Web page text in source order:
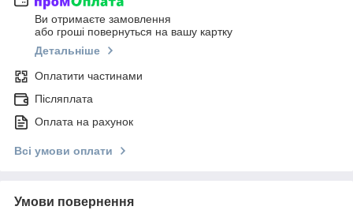
Ви отримаєте замовлення
або гроші повернуться на вашу картку
Детальніше
Оплатити частинами
Післяплата
Оплата на рахунок
Всі умови оплати
Умови повернення